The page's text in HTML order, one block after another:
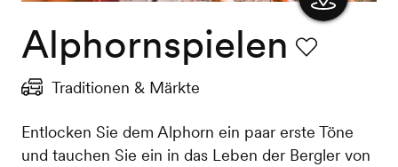
Karte
Alphornspielen
Traditionen & Märkte
Entlocken Sie dem Alphorn ein paar erste Töne
und tauchen Sie ein in das Leben der Bergler von